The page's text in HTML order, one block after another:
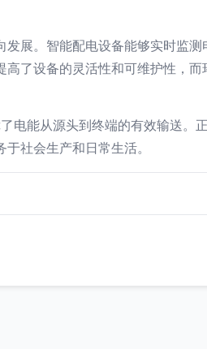
展。智能配电设备能够实时监
了设备的灵活性和可维护性，
电能从源头到终端的有效输送
社会生产和日常生活。